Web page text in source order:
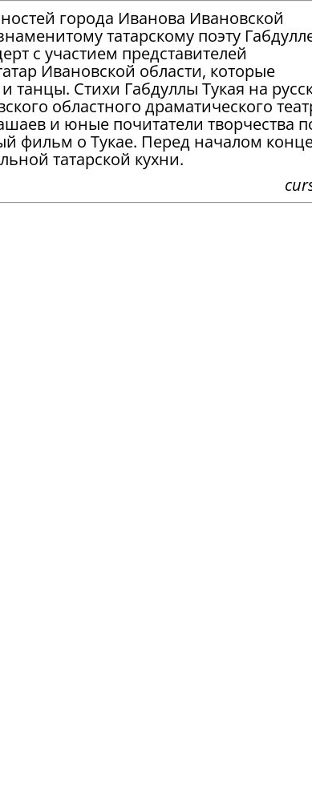
города Иванова Ивановской
татарскому поэту
с участием представителей
Ивановской области, которые
танцы. Стихи Габдуллы Тукая на
областного драматического
и юные почитатели творчества
фильм о Тукае. Перед началом
татарской кухни.